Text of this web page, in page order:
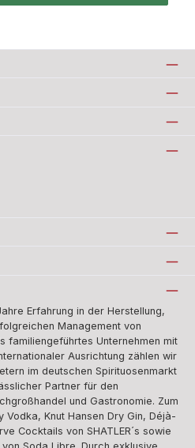
Erfahrung in der Herstellung,
Management von
familiengeführtes Unternehmen mit
Ausrichtung zählen wir
im deutschen Spirituosenmarkt
Partner für den
und Gastronomie. Zum
Knut Hansen Dry Gin, Déjà-
Cocktails von SHATLER´s sowie